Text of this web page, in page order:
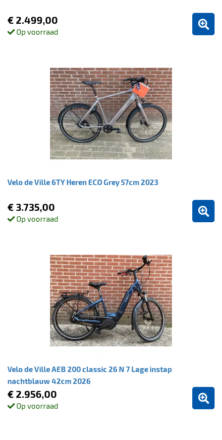
€ 2.499,00
Op voorraad
Velo de Ville 6TY Heren ECO Grey 57cm 2023
€ 3.735,00
Op voorraad
Velo de Ville AEB 200 classic 26 N 7 Lage instap
nachtblauw 42cm 2026
€ 2.956,00
Op voorraad